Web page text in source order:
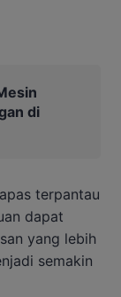
di
terpantau
dapat
yang lebih
semakin